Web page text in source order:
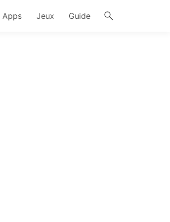
search
Apps Jeux Guide